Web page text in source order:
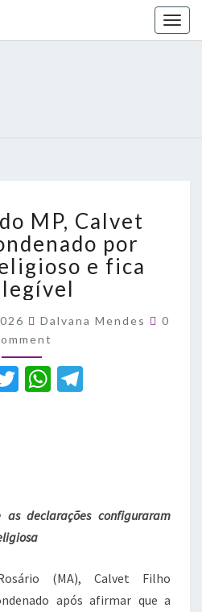
pedido
do
MP,
Calvet
Filho
condenado
por
racismo
religioso
e
MP, Calvet
por
e fica
Dalvana Mendes
0
T W
p m
as declarações configuraram
(MA), Calvet Filho
após afirmar que a